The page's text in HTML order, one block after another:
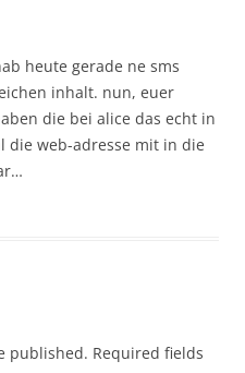
heute gerade ne sms
inhalt. nun, euer
die bei alice das echt in
die web-adresse mit in die
published. Required fields